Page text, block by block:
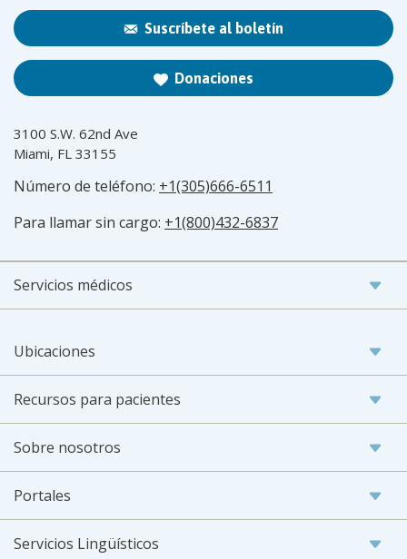
Suscríbete al boletín
Donaciones
3100 S.W. 62nd Ave
Miami, FL 33155
Número de teléfono: +1(305)666-6511
Para llamar sin cargo: +1(800)432-6837
Servicios médicos
Ubicaciones
Recursos para pacientes
Sobre nosotros
Portales
Servicios Lingüísticos